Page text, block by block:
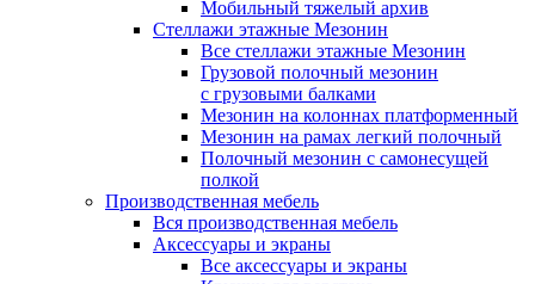
Мобильный тяжелый архив
Стеллажи этажные Мезонин
Все стеллажи этажные Мезонин
Грузовой полочный мезонин
с грузовыми балками
Мезонин на колоннах платформенный
Мезонин на рамах легкий полочный
Полочный мезонин с самонесущей
полкой
Производственная мебель
Вся производственная мебель
Аксессуары и экраны
Все аксессуары и экраны